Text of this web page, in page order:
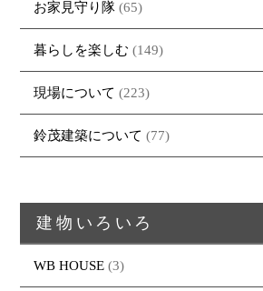
お家見守り隊 (65)
暮らしを楽しむ (149)
現場について (223)
鈴茂建築について (77)
建物いろいろ
WB HOUSE (3)
ブログ
イベント
大工紹介
採用情報
・資料請求
・MUKU
・DENTOU
・MARUTA ・MARUTAの
・REFORMの